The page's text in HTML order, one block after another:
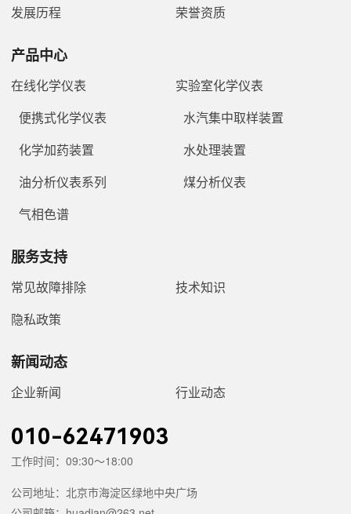
发展历程
荣誉资质
产品中心
在线化学仪表
实验室化学仪表
便携式化学仪表
水汽集中取样装置
化学加药装置
水处理装置
油分析仪表系列
煤分析仪表
气相色谱
服务支持
常见故障排除
技术知识
隐私政策
新闻动态
企业新闻 行业动态
010-62471903
工作时间：09:30～18:00
公司地址：北京市海淀区绿地中央广场